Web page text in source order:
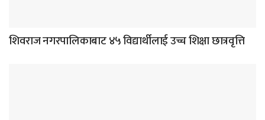
शिवराज नगरपालिकाबाट ४५ विद्यार्थीलाई उच्च शिक्षा छात्रवृत्ति